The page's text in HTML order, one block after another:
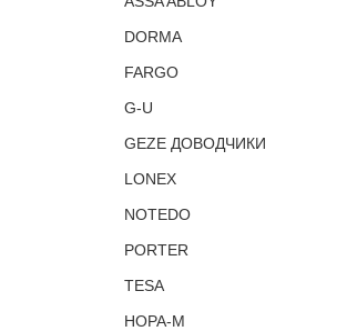
DORMA
FARGO
G-U
GEZE ДОВОДЧИКИ
LONEX
NOTEDO
PORTER
TESA
НОРА-М